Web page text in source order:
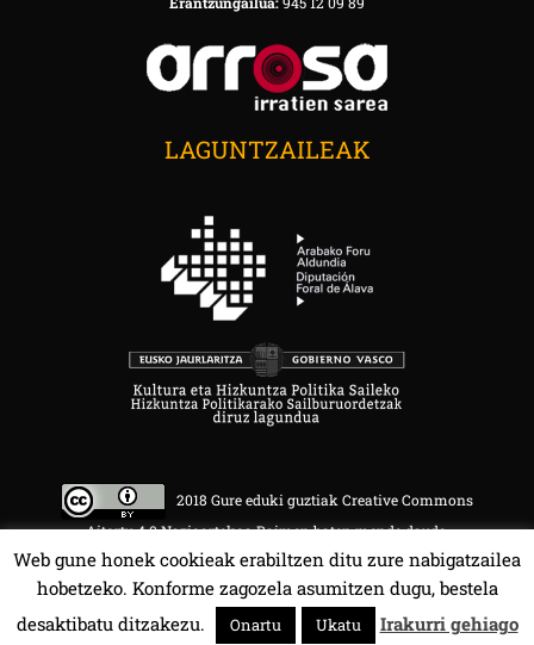
LAGUNTZAILEAK
2018 Gure eduki guztiak Creative Commons
Aitortu 4.0 Nazioartekoa Baimen baten mende daude.
HALA BEDI BAT 107.4 MHz.
Web gune honek cookieak erabiltzen ditu zure nabigatzailea
hobetzeko. Konforme zagozela asumitzen dugu, bestela
desaktibatu ditzakezu.
Onartu Ukatu Irakurri gehiago